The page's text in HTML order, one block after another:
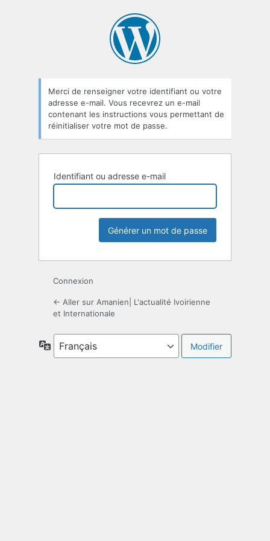
oublié
Merci de renseigner votre identifiant ou votre
adresse e-mail. Vous recevrez un e-mail
contenant les instructions vous permettant de
réinitialiser votre mot de passe.
Identifiant ou adresse e-mail
Connexion
← Aller sur Amanien| L'actualité Ivoirienne
et Internationale
Langue